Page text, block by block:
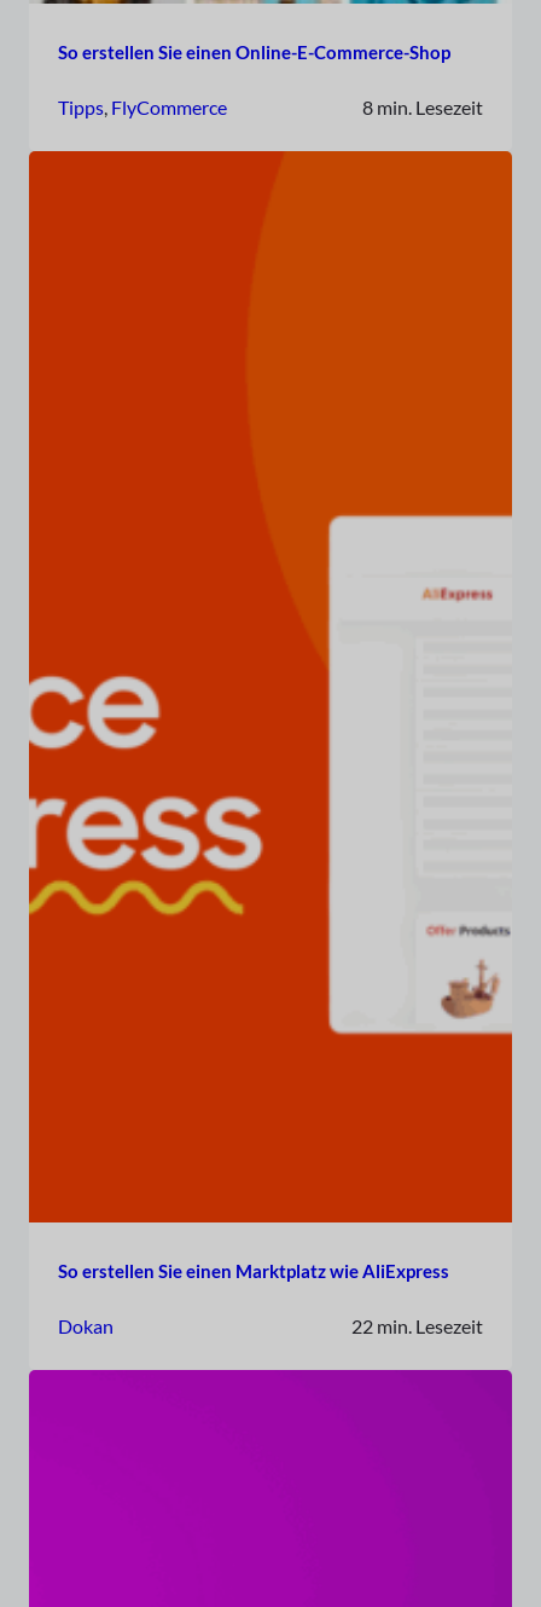
So erstellen Sie einen Online-E-Commerce-Shop
Tipps FlyCommerce 8 min. Lesezeit
So erstellen Sie einen Marktplatz wie AliExpress
Dokan 22 min. Lesezeit